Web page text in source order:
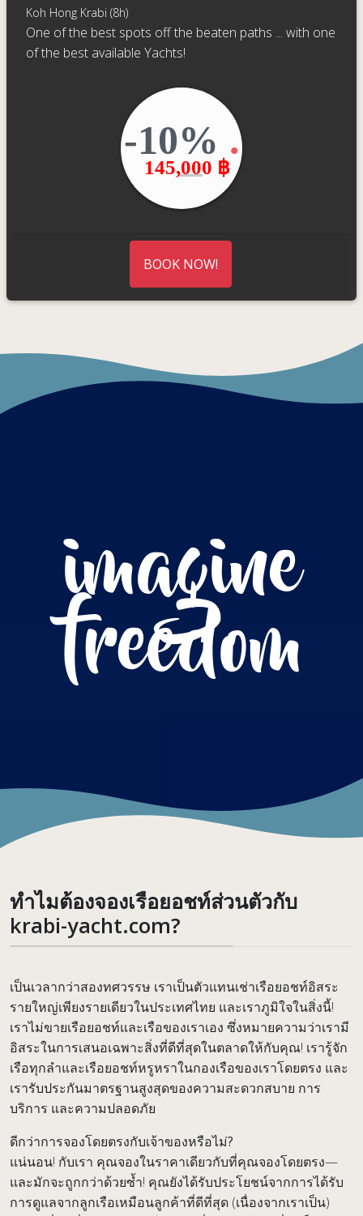
Koh Hong Krabi (8h)
One of the best spots off the beaten paths ... with one
of the best available Yachts!
-10% .
145,000 ฿
BOOK NOW!
imagine
freedom
ทำไมต้องจองเรือยอชท์ส่วนตัวกับ
krabi-yacht.com?
เป็นเวลากว่าสองทศวรรษ เราเป็นตัวแทนเช่าเรือยอชท์อิสระ
รายใหญ่เพียงรายเดียวในประเทศไทย และเราภูมิใจในสิ่งนี้!
เราไม่ขายเรือยอชท์และเรือของเราเอง ซึ่งหมายความว่าเรามี
อิสระในการเสนอเฉพาะสิ่งที่ดีที่สุดในตลาดให้กับคุณ! เรารู้จัก
เรือทุกลำและเรือยอชท์หรูหราในกองเรือของเราโดยตรง และ
เรารับประกันมาตรฐานสูงสุดของความสะดวกสบาย การ
บริการ และความปลอดภัย
ดีกว่าการจองโดยตรงกับเจ้าของหรือไม่?
แน่นอน! กับเรา คุณจองในราคาเดียวกับที่คุณจองโดยตรง—
และมักจะถูกกว่าด้วยซ้ำ! คุณยังได้รับประโยชน์จากการได้รับ
การดูแลจากลูกเรือเหมือนลูกค้าที่ดีที่สุด (เนื่องจากเราเป็น)